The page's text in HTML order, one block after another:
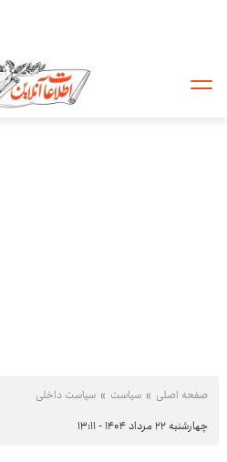
صفحه اصلی سیاست سیاست داخلی
چهارشنبه ۲۲ مرداد ۱۴۰۴ - ۱۳:۱۱